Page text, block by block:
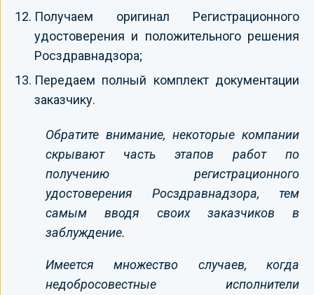
Получаем оригинал Регистрационного
удостоверения и положительного решения
Росздравнадзора;
Передаем полный комплект документации
заказчику.
Обратите внимание, некоторые компании
скрывают часть этапов работ по
получению регистрационного
удостоверения Росздравнадзора, тем
самым вводя своих заказчиков в
заблуждение.
Имеется множество случаев, когда
недобросовестные исполнители